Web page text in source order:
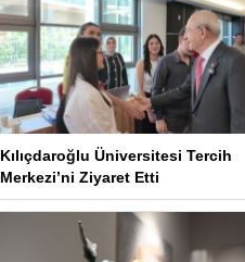
Kılıçdaroğlu Üniversitesi Tercih
Merkezi’ni Ziyaret Etti